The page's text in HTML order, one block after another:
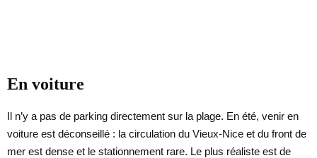
En voiture
Il n’y a pas de parking directement sur la plage. En été, venir en
voiture est déconseillé : la circulation du Vieux-Nice et du front de
mer est dense et le stationnement rare. Le plus réaliste est de